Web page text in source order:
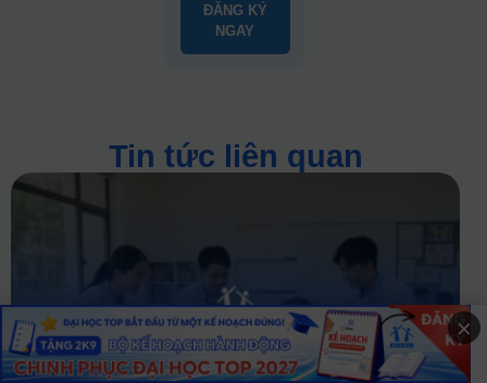
ĐĂNG KÝ
NGAY
Tin tức liên quan
×